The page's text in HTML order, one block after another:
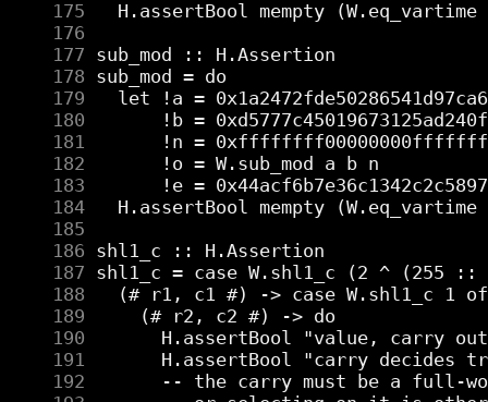
    175
    176
    177
    178
    179
    180
    181
    182
    183
    184
    185
    186
    187
    188
    189
    190
    191
    192